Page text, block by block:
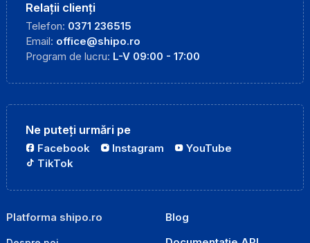
Relații clienți
Telefon: 0371 236515
Email: office@shipo.ro
Program de lucru: L-V 09:00 - 17:00
Ne puteți urmări pe
Facebook Instagram
YouTube
TikTok
Platforma shipo.ro
Blog